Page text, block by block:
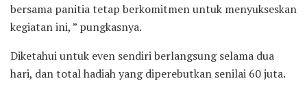
bersama panitia tetap berkomitmen untuk menyukseskan
kegiatan ini, ” pungkasnya.
Diketahui untuk even sendiri berlangsung selama dua
hari, dan total hadiah yang diperebutkan senilai 60 juta.